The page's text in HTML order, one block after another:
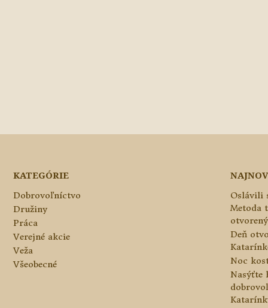
KATEGÓRIE
Dobrovoľníctvo
Družiny
Práca
Verejné akcie
Veža
Všeobecné
Oslávili
Metoda
Deň
Noc
Nasýťte